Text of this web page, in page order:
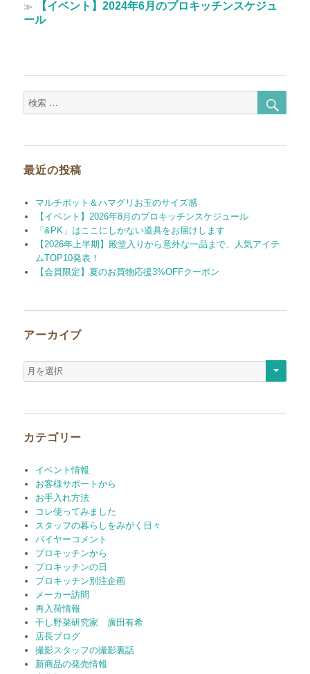
ゲ
ン
≫
次
の
【イベント】2024年6月のプロキッチンスケジュ
ール
検
索
索
最近の投稿
マルチポット＆ハマグリお玉のサイズ感
【イベント】2026年8月のプロキッチンスケジュール
「&PK」はここにしかない道具をお届けします
【2026年上半期】殿堂入りから意外な一品まで、人気アイテ
ムTOP10発表！
【会員限定】夏のお買物応援3%OFFクーポン
アーカイブ
ア
ー
カテゴリー
イベント情報
お客様サポートから
お手入れ方法
コレ使ってみました
スタッフの暮らしをみがく日々
バイヤーコメント
プロキッチンから
プロキッチンの日
プロキッチン別注企画
メーカー訪問
再入荷情報
干し野菜研究家 廣田有希
店長ブログ
撮影スタッフの撮影裏話
新商品の発売情報